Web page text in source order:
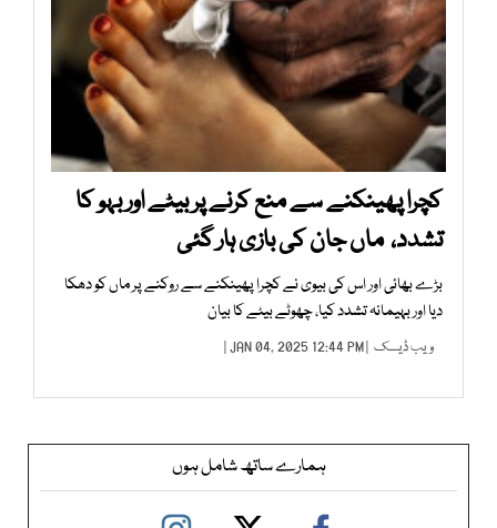
کچرا پھینکنے سے منع کرنے پر بیٹے اور بہو کا
تشدد، ماں جان کی بازی ہار گئی
بڑے بھائی اور اس کی بیوی نے کچرا پھینکنے سے روکنے پر ماں کو دھکا
دیا اور بہیمانہ تشدد کیا، چھوٹے بیٹے کا بیان
ویب ڈیسک | JAN 04, 2025 12:44 PM |
ہمارے ساتھ شامل ہوں